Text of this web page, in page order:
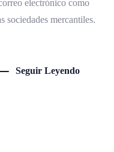
electrónico como
sociedades mercantiles.
Seguir Leyendo